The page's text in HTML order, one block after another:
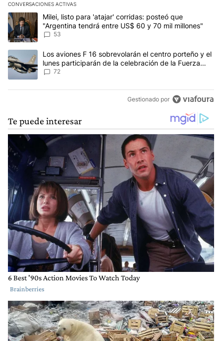
CONVERSACIONES ACTIVAS
Este listado muestra los artículos con más comentarios en los
Un artículo de tendencia con el título "Milei, listo para 'atajar'
Milei, listo para 'atajar' corridas: posteó que
"Argentina tendrá entre US$ 60 y 70 mil millones"
53
Un artículo de tendencia con el título "Los aviones F 16
Los aviones F 16 sobrevolarán el centro porteño y el
lunes participarán de la celebración de la Fuerza
Aérea
72
Gestionado por